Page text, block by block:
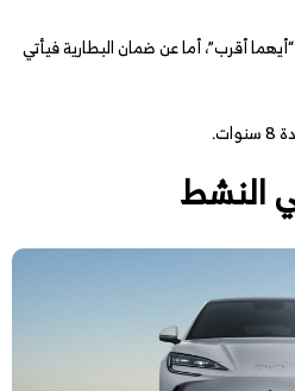
أو 150,000 كم “أيهما أقرب”، أما عن ضمان البطارية فيأتي
النشط